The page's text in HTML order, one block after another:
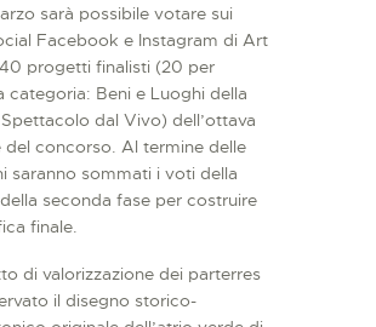
sarà possibile votare sui
Facebook e Instagram di Art
progetti finalisti (20 per
categoria: Beni e Luoghi della
dal Vivo) dell’ottava
del concorso. Al termine delle
saranno sommati i voti della
seconda fase per costruire
finale.
di valorizzazione dei parterres
il disegno storico-